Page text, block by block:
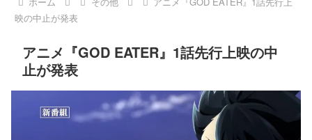
映の中止が発表
アニメ『GOD EATER』1話先行上映の中
止が発表